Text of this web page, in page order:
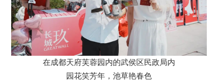
在成都天府芙蓉园内的武侯区民政局内
园花笑芳年，池草艳春色